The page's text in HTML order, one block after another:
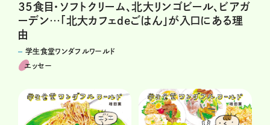
35食目・ソフトクリーム、北大リンゴビール、ビアガ
ーデン…「北大カフェdeごはん」が入口にある理
由
学生食堂ワンダフルワールド
エッセー